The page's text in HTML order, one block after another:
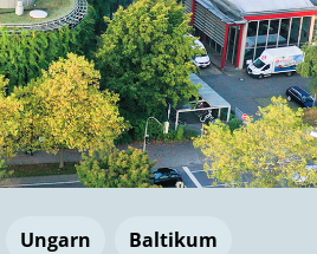
Ungarn Baltikum